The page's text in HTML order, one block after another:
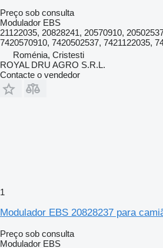
Preço sob consulta
Modulador EBS
21122035, 20828241, 20570910,
7420570910, 7420502537, 7421122035,
Roménia, Cristesti
ROYAL DRU AGRO S.R.L.
Contacte o vendedor
1
Modulador EBS 20828237 para
Preço sob consulta
Modulador EBS